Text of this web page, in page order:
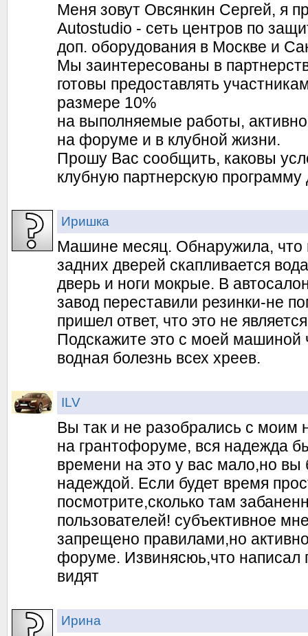
Меня зовут Овсянкин Сергей, я
Autostudio - сеть центров по
доп. оборудования в Москве и
Мы заинтересованы в
готовы предоставлять
размере 10%
на выполняемые работы,
на форуме и в клубной жизни.
Прошу Вас сообщить, каковы
клубную партнерскую программу
Иришка
Машине месяц. Обнаружила, что
задних дверей скапливается
дверь и ноги мокрые. В
завод переставили резинки-не
пришел ответ, что это не
Подскажите это с моей машиной
водная болезнь всех хреев.
ILV
Вы так и не разобрались с моим
на грантофоруме, вся надежда
времени на это у вас мало,но вы
надеждой. Если будет время
посмотрите,сколько там
пользователей! субъективное
запрещено правилами,но
форуме. Извинясюь,что написал
видят
Ирина